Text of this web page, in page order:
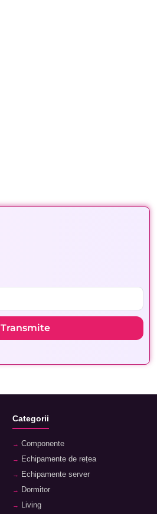
Transmite
Categorii
Componente
Echipamente de rețea
Echipamente server
Dormitor
Living